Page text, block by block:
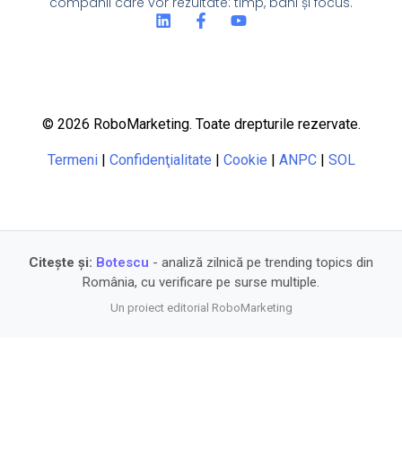
© 2026 RoboMarketing. Toate drepturile rezervate.
Termeni| Confidenţialitate Cookie ANPC| SOL
Citește și: Botescu - analiză zilnică pe trending topics din
România, cu verificare pe surse multiple.
Un proiect editorial RoboMarketing